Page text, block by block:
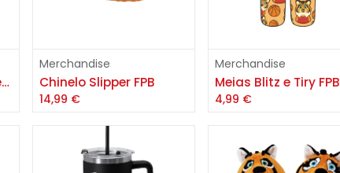
Boné Portugal Basquetebol
Adicionar
Merchandise
Chinelo Slipper FPB
14,99 €
Adicionar
Merchandise
Meias Blitz e Tiry FPB
4,99 €